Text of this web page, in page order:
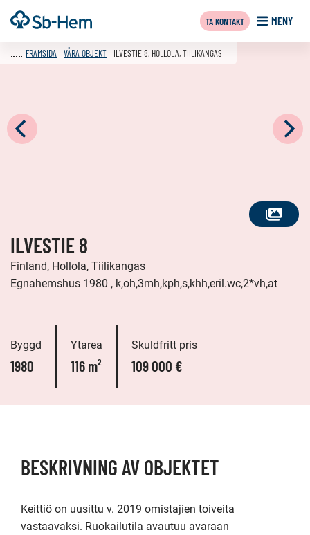
Till
innehållet
Framsida MENY
TA KONTAKT
SE
FRAMSIDA VÅRA OBJEKT ILVESTIE 8, HOLLOLA, TIILIKANGAS
ILVESTIE 8
Finland, Hollola, Tiilikangas
Egnahemshus 1980 , k,oh,3mh,kph,s,khh,eril.wc,2*vh,at
Byggd
1980
Ytarea
116 m²
Skuldfritt pris
109 000 €
BESKRIVNING AV OBJEKTET
Keittiö on uusittu v. 2019 omistajien toiveita
vastaavaksi. Ruokailutila avautuu avaraan